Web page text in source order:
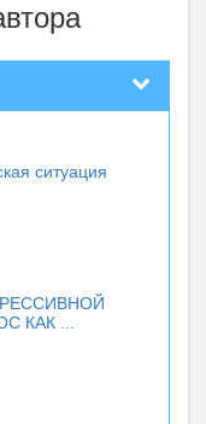
ситуация
КАК ...